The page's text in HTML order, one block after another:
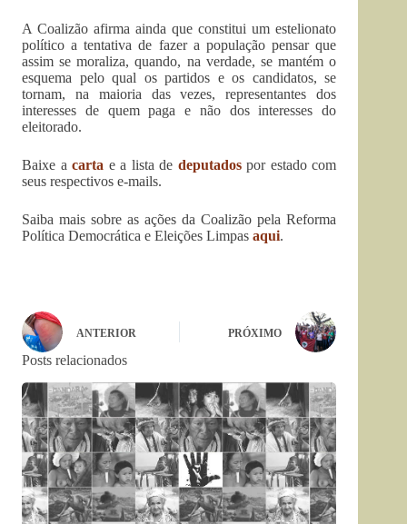
A Coalizão afirma ainda que constitui um estelionato
político a tentativa de fazer a população pensar que
assim se moraliza, quando, na verdade, se mantém o
esquema pelo qual os partidos e os candidatos, se
tornam, na maioria das vezes, representantes dos
interesses de quem paga e não dos interesses do
eleitorado.
Baixe a carta e a lista de deputadospor estado com
seus respectivos e-mails.
Saiba mais sobre as ações da Coalizão pela Reforma
Política Democrática e Eleições Limpas aqui.
ANTERIOR PRÓXIMO
Posts relacionados